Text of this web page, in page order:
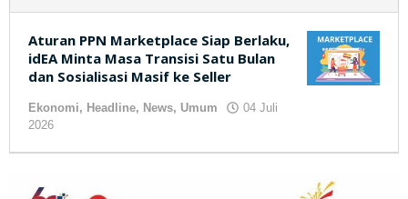
Aturan PPN Marketplace Siap Berlaku,
idEA Minta Masa Transisi Satu Bulan
dan Sosialisasi Masif ke Seller
Ekonomi, Headline, News, Umum
04 Juli
2026